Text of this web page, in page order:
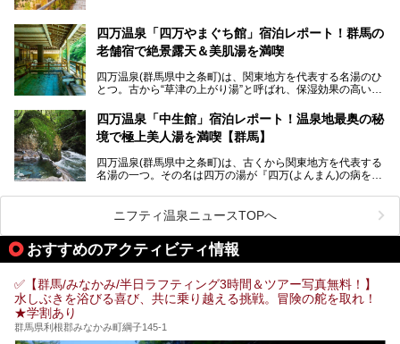
も多いかもしれません。
そこで筆者である私が実際に行ってみました！万座温泉の楽
しみ方や周辺の観光地を解説します。
また、日帰り入浴できる温泉から混浴可能な温泉まで、おす
すめの入浴施設もご紹介します！
四万温泉「四万やまぐち館」宿泊レポート！群馬の
老舗宿で絶景露天＆美肌湯を満喫
四万温泉(群馬県中之条町)は、関東地方を代表する名湯のひ
とつ。古から“草津の上がり湯”と呼ばれ、保湿効果の高い美
「四万やまぐち館」は、この地を代表する旅館の一つ。日帰
り入浴も可能ですが、やはり宿泊してじっくり楽しむのがベ
肌湯をはじめ、館内の魅力をたっぷりとご紹介します！
四万温泉「中生館」宿泊レポート！温泉地最奥の秘
境で極上美人湯を満喫【群馬】
四万温泉(群馬県中之条町)は、古くから関東地方を代表する
名湯の一つ。その名は四万の湯が『四万(よんまん)の病を癒
観光客で賑わう人気温泉地です。
「中生館」は四万温泉最奥に位置し、秘境感漂う老舗宿。泉
質の良さ(特に美人湯効果)に定評があり、知る人ぞ知る穴場
的存在です。今回は筆者自ら宿泊し、自慢の温泉をはじめ食
事・客室・共有スペースなど、宿の全貌を徹底紹介します。
ニフティ温泉ニュースTOPへ
おすすめのアクティビティ情報
✅【群馬/みなかみ/半日ラフティング3時間＆ツアー写真無料！】
水しぶきを浴びる喜び、共に乗り越える挑戦。冒険の舵を取れ！
★学割あり
群馬県利根郡みなかみ町綱子145-1